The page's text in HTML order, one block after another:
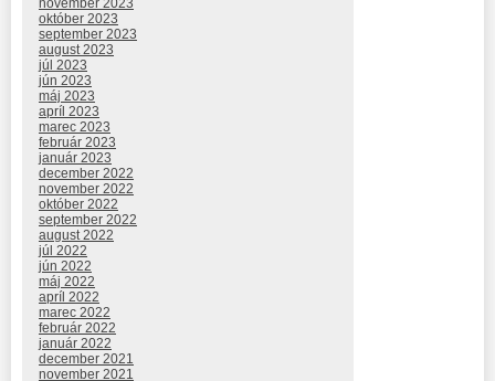
november 2023
október 2023
september 2023
august 2023
júl 2023
jún 2023
máj 2023
apríl 2023
marec 2023
február 2023
január 2023
december 2022
november 2022
október 2022
september 2022
august 2022
júl 2022
jún 2022
máj 2022
apríl 2022
marec 2022
február 2022
január 2022
december 2021
november 2021